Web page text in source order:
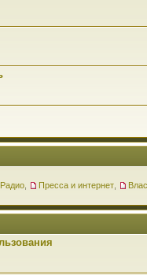
Радио Пресса и интернет